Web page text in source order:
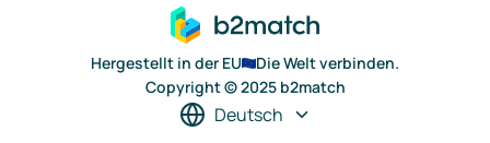
Hergestellt in der EU
Die Welt verbinden.
Copyright © 2025 b2match
Deutsch